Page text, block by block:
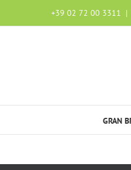
+39 02 72 00 3311 |
GRAN